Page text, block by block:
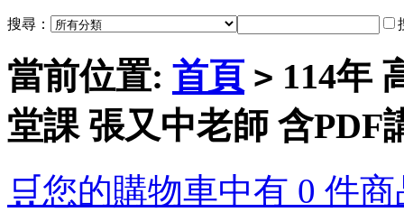
搜尋：
當前位置: 首頁 > 114年
堂課 張又中老師 含PDF
🛒您的購物車中有 0 件